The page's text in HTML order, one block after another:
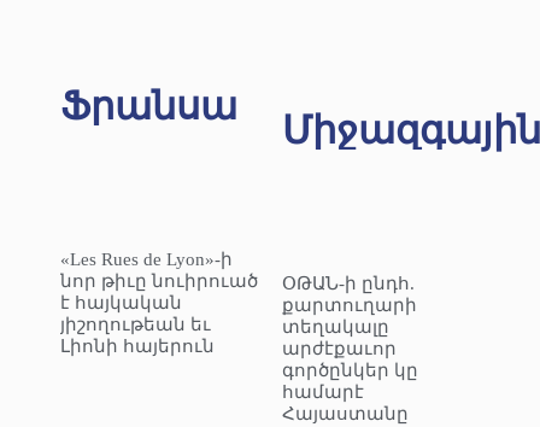
Ֆրանսա
«Les Rues de Lyon»-ի
նոր թիւը նուիրուած
է հայկական
յիշողութեան եւ
Լիոնի հայերուն
Միջազգային
ՕԹԱՆ-ի ընդհ.
քարտուղարի
տեղակալը
արժէքաւոր
գործընկեր կը
համարէ
Հայաստանը